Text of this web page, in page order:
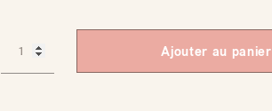
Ajouter au panier